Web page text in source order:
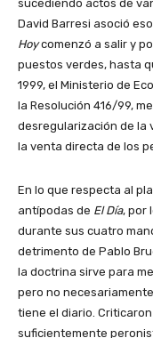
sucediendo actos de
David Barresi asoció
Hoycomenzó a salir y
puestos verdes, hasta
1999, el Ministerio de
la Resolución 416/99,
desregularización de la
la venta directa de los
En lo que respecta al
antípodas de El Día, por
durante sus cuatro
detrimento de Pablo
la doctrina sirve para
pero no
tiene el diario.
suficientemente